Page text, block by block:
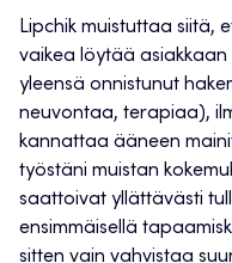
Lipchik muistuttaa siitä,
vaikea löytää
yleensä onnistunut
neuvontaa, terapiaa),
kannattaa ääneen
työstäni muistan
saattoivat yllättävästi
ensimmäisellä
sitten vain vahvistaa